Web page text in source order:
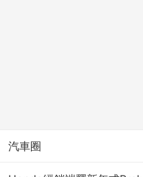
汽車圈